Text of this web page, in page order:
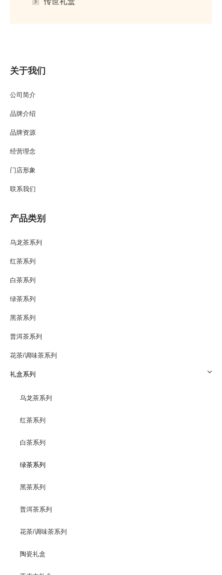
关于我们
公司简介
品牌介绍
品牌资源
经营理念
门店形象
联系我们
产品类别
乌龙茶系列
红茶系列
白茶系列
绿茶系列
黑茶系列
普洱茶系列
花茶/调味茶系列
礼盒系列
乌龙茶系列
红茶系列
白茶系列
绿茶系列
黑茶系列
普洱茶系列
花茶/调味茶系列
陶瓷礼盒